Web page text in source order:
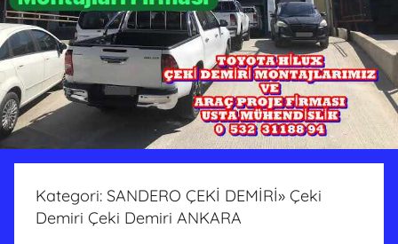
Kategori: SANDERO ÇEKİ DEMİRİ» Çeki
Demiri Çeki Demiri ANKARA